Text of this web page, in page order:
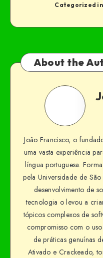
Categorized
About the
João Francisco, o
uma vasta experiência
língua portuguesa.
pela Universidade de
desenvolvimento de
tecnologia o levou a
tópicos complexos de
compromisso com o
de práticas genuínas
Ativado e Crackeado,